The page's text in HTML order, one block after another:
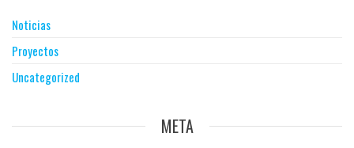
Noticias
Proyectos
Uncategorized
META